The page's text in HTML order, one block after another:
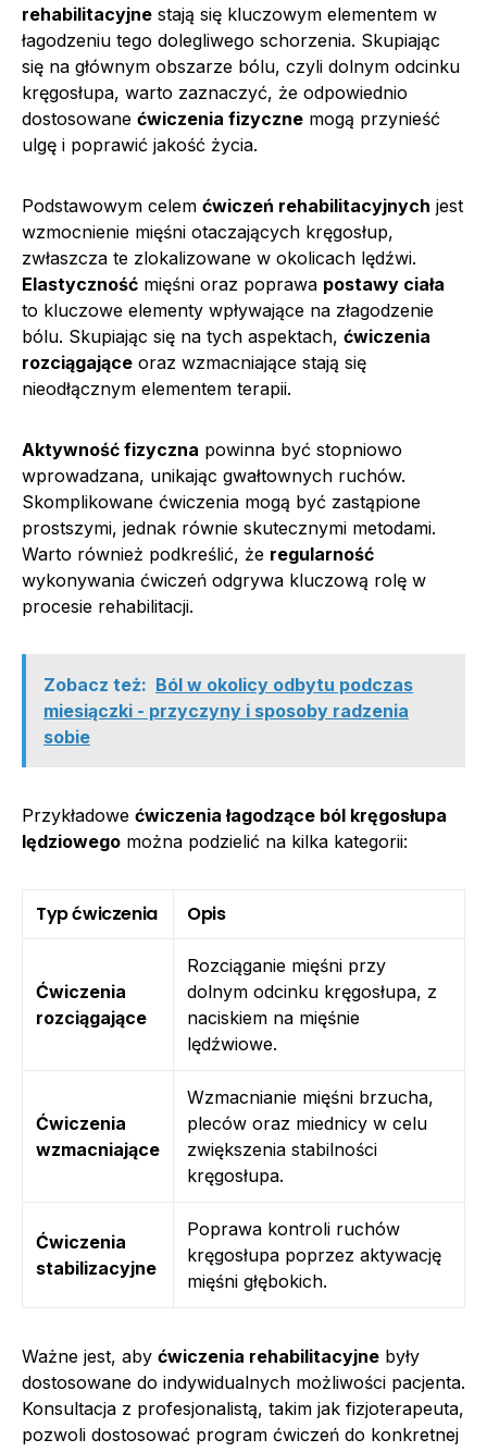
rehabilitacyjne stają się kluczowym elementem w
łagodzeniu tego dolegliwego schorzenia. Skupiając
się na głównym obszarze bólu, czyli dolnym odcinku
kręgosłupa, warto zaznaczyć, że odpowiednio
dostosowane ćwiczenia fizyczne mogą przynieść
ulgę i poprawić jakość życia.
Podstawowym celem ćwiczeń rehabilitacyjnych jest
wzmocnienie mięśni otaczających kręgosłup,
zwłaszcza te zlokalizowane w okolicach lędźwi.
Elastyczność mięśni oraz poprawa postawy ciała
to kluczowe elementy wpływające na złagodzenie
bólu. Skupiając się na tych aspektach, ćwiczenia
rozciągające oraz wzmacniające stają się
nieodłącznym elementem terapii.
Aktywność fizyczna powinna być stopniowo
wprowadzana, unikając gwałtownych ruchów.
Skomplikowane ćwiczenia mogą być zastąpione
prostszymi, jednak równie skutecznymi metodami.
Warto również podkreślić, że regularność
wykonywania ćwiczeń odgrywa kluczową rolę w
procesie rehabilitacji.
Zobacz też: Ból w okolicy odbytu podczas
miesiączki - przyczyny i sposoby radzenia
sobie
Przykładowe ćwiczenia łagodzące ból kręgosłupa
lędziowego można podzielić na kilka kategorii:
Typ ćwiczenia Opis
Ćwiczenia
rozciągające
Rozciąganie mięśni przy
dolnym odcinku kręgosłupa, z
naciskiem na mięśnie
lędźwiowe.
Ćwiczenia
wzmacniające
Wzmacnianie mięśni brzucha,
pleców oraz miednicy w celu
zwiększenia stabilności
kręgosłupa.
Ćwiczenia
stabilizacyjne
Poprawa kontroli ruchów
kręgosłupa poprzez aktywację
mięśni głębokich.
Ważne jest, aby ćwiczenia rehabilitacyjne były
dostosowane do indywidualnych możliwości pacjenta.
Konsultacja z profesjonalistą, takim jak fizjoterapeuta,
pozwoli dostosować program ćwiczeń do konkretnej